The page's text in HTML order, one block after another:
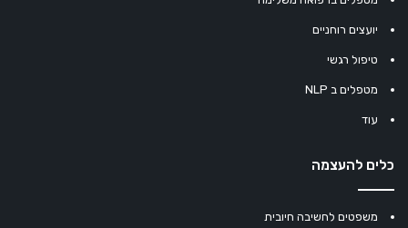
יועצים רוחניים
טיפול רגשי
מטפלים ב NLP
עוד
כלים להעצמה
משפטים לחשיבה חיובית